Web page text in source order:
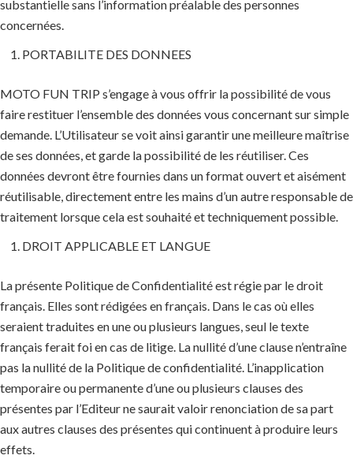
substantielle sans l’information préalable des personnes
concernées.
PORTABILITE DES DONNEES
MOTO FUN TRIP s’engage à vous offrir la possibilité de vous
faire restituer l’ensemble des données vous concernant sur simple
demande. L’Utilisateur se voit ainsi garantir une meilleure maîtrise
de ses données, et garde la possibilité de les réutiliser. Ces
données devront être fournies dans un format ouvert et aisément
réutilisable, directement entre les mains d’un autre responsable de
traitement lorsque cela est souhaité et techniquement possible.
DROIT APPLICABLE ET LANGUE
La présente Politique de Confidentialité est régie par le droit
français. Elles sont rédigées en français. Dans le cas où elles
seraient traduites en une ou plusieurs langues, seul le texte
français ferait foi en cas de litige. La nullité d’une clause n’entraîne
pas la nullité de la Politique de confidentialité. L’inapplication
temporaire ou permanente d’une ou plusieurs clauses des
présentes par l’Editeur ne saurait valoir renonciation de sa part
aux autres clauses des présentes qui continuent à produire leurs
effets.